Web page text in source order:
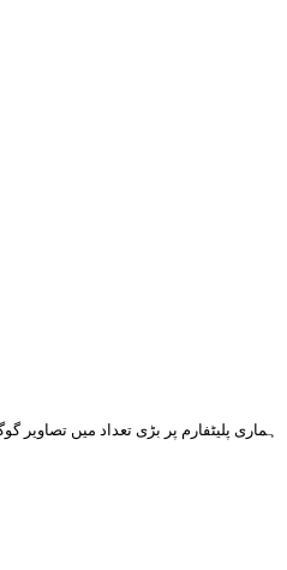
ہماری پلیٹفارم پر بڑی تعداد میں